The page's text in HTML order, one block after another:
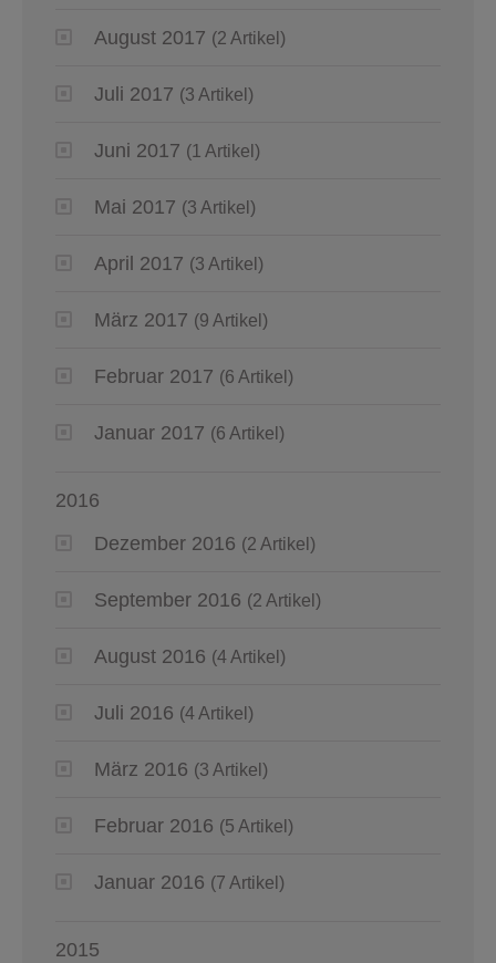
August 2017 (2 Artikel)
Juli 2017 (3 Artikel)
Juni 2017 (1 Artikel)
Mai 2017 (3 Artikel)
April 2017 (3 Artikel)
März 2017 (9 Artikel)
Februar 2017 (6 Artikel)
Januar 2017 (6 Artikel)
2016
Dezember 2016 (2 Artikel)
September 2016 (2 Artikel)
August 2016 (4 Artikel)
Juli 2016 (4 Artikel)
März 2016 (3 Artikel)
Februar 2016 (5 Artikel)
Januar 2016 (7 Artikel)
2015